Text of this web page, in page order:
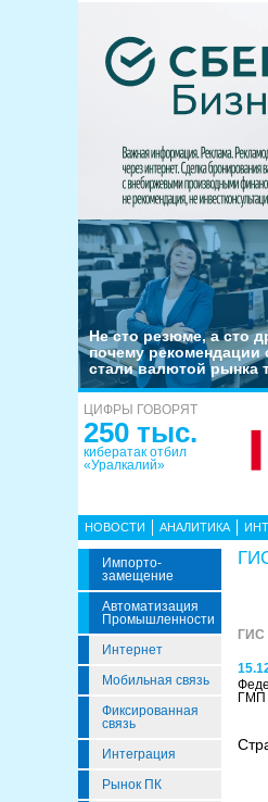
Не сто резюме, а сто
почему рекомендации
стали валютой рынка
ЦИФРЫ ГОВОРЯТ
250 тыс.
кибератак отбил
«Уралкалий»
НОВОСТИ АНАЛИТИКА
Импорто­
Замещение
Автоматизация
Промышленности
Интернет
Мобильная связь
Фиксированная
связь
Интеграция
Рынок ПК
ГИС
ГМП